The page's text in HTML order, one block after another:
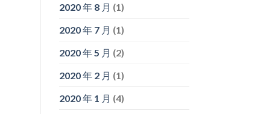
2020 年 8 月 (1)
2020 年 7 月 (1)
2020 年 5 月 (2)
2020 年 2 月 (1)
2020 年 1 月 (4)